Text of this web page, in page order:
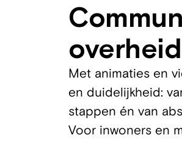
Met animaties en
en duidelijkheid:
stappen én van
Voor inwoners en